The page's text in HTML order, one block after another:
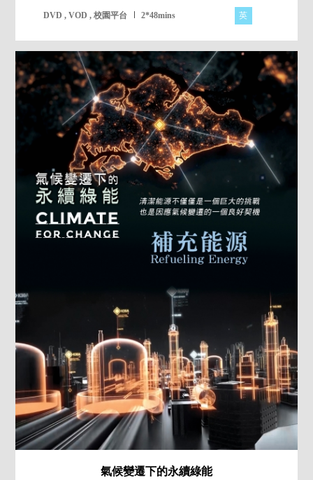
DVD , VOD , 校園平台 2*48mins 英
氣候變遷下的永續綠能